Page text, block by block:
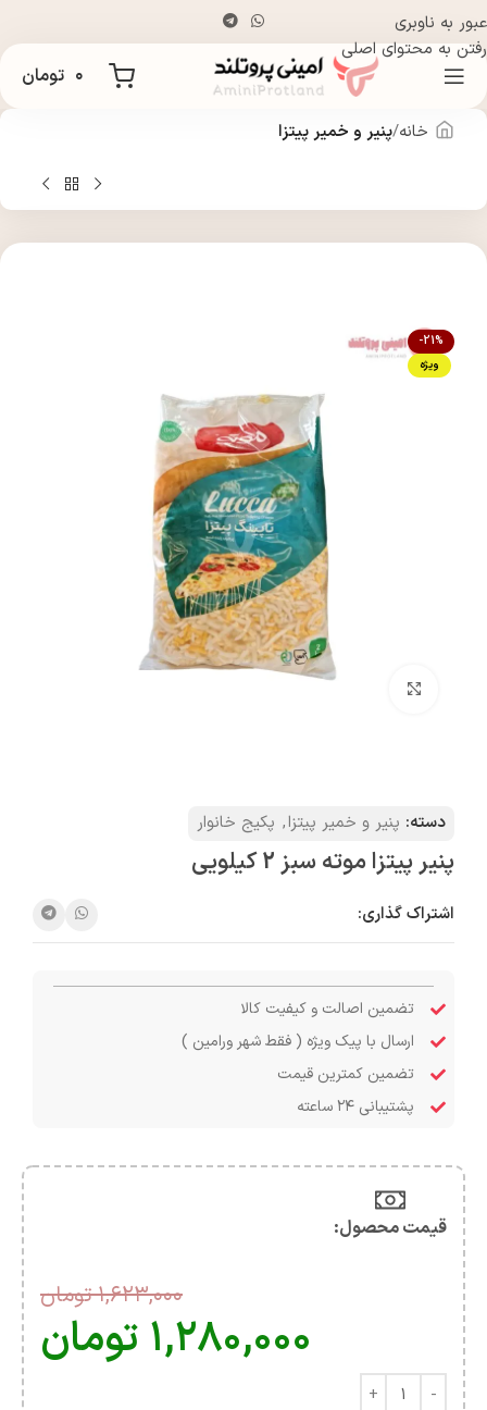
عبور به ناوبری
رفتن به محتوای اصلی
۰ تومان
خانه پنیر و خمیر پیتزا
-21%
ویژه
دسته: پنیر و خمیر پیتزا, پکیج خانوار
پنیر پیتزا موته سبز 2 کیلویی
اشتراک گذاری:
تضمین اصالت و کیفیت کالا
ارسال با پیک ویژه ( فقط شهر ورامین )
تضمین کمترین قیمت
پشتیبانی ۲۴ ساعته
قیمت محصول:​
۱,۶۲۳,۰۰۰ تومان
۱,۲۸۰,۰۰۰ تومان